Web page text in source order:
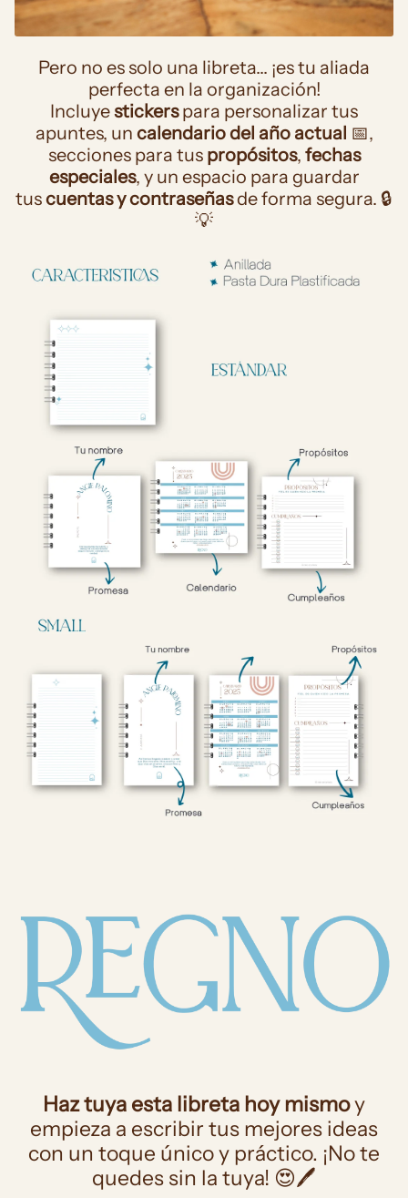
Pero no es solo una libreta... ¡es tu aliada
perfecta en la organización!
Incluyestickers para personalizar tus
apuntes, un calendario del año actual 📅,
secciones para tus propósitos, fechas
especiales, y un espacio para guardar
tuscuentas y contraseñasde forma segura. 🔒
💡
Haz tuya esta libreta hoy mismoy
empieza a escribir tus mejores ideas
con un toque único y práctico. ¡No te
quedes sin la tuya! 😍🖊️